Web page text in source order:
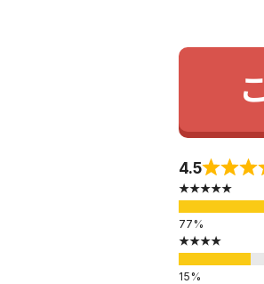
4.5
★★★★★
★★★★